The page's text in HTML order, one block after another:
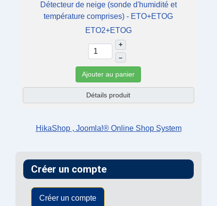
Détecteur de neige (sonde d'humidité et
température comprises) - ETO+ETOG
ETO2+ETOG
+
–
Ajouter au panier
Détails produit
HikaShop , Joomla!® Online Shop System
Créer un compte
Créer un compte